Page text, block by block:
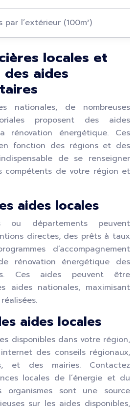
l’extérieur (100m²)
locales et
aides
nationales, de nombreuses
proposent des aides
rénovation énergétique. Ces
fonction des régions et des
de se renseigner
compétents de votre région et
aides locales
ou départements peuvent
directes, des prêts à taux
d’accompagnement
rénovation énergétique des
Ces aides peuvent être
aides nationales, maximisant
aides locales
disponibles dans votre région,
des conseils régionaux,
et des mairies. Contactez
locales de l’énergie et du
organismes sont une source
sur les aides disponibles,